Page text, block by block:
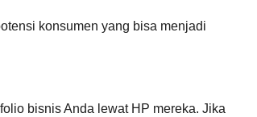
konsumen yang bisa menjadi
bisnis Anda lewat HP mereka. Jika